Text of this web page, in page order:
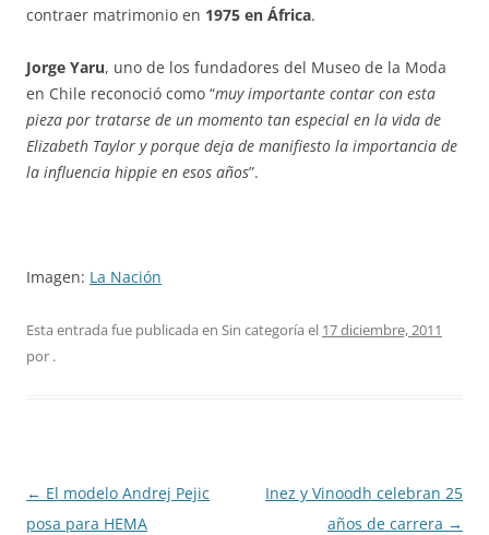
contraer matrimonio en 1975 en África.
Jorge Yaru, uno de los fundadores del Museo de la Moda
en Chile reconoció como “muy importante contar con esta
pieza por tratarse de un momento tan especial en la vida de
Elizabeth Taylor y porque deja de manifiesto la importancia de
la influencia hippie en esos años”.
Imagen: La Nación
Esta entrada fue publicada en Sin categoría el 17 diciembre, 2011
por .
Navegación
de
← El modelo Andrej Pejic
posa para HEMA
Inez y Vinoodh celebran 25
años de carrera →